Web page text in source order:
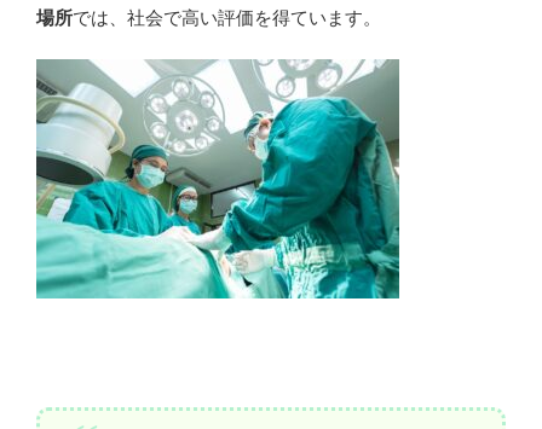
場所では、社会で高い評価を得ています。